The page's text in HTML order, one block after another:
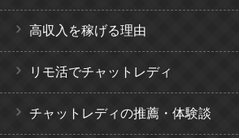
高収入を稼げる理由
リモ活でチャットレディ
チャットレディの推薦・体験談